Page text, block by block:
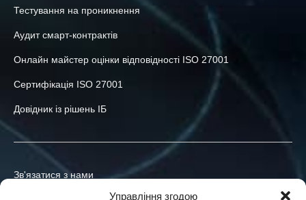
Управління згодою
Тестування на проникнення
Аудит смарт-контрактів
Онлайн майстер оцінки відповідності ISO 27001
Сертифікація ISO 27001
Довідник із рішень ІБ
Зв'язатися з нами